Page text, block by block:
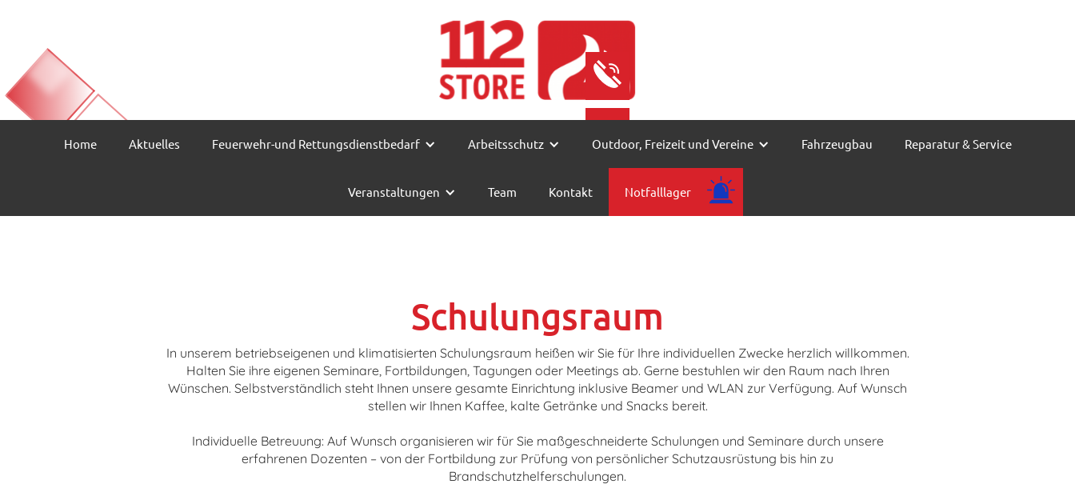
Home Aktuelles Feuerwehr-und Rettungsdienstbedarf Arbeitsschutz Outdoor, Freizeit und Vereine Fahrzeugbau Reparatur & Service
Veranstaltungen Team Kontakt Notfalllager
Schulungsraum
In unserem betriebseigenen und klimatisierten Schulungsraum heißen wir Sie für Ihre individuellen Zwecke herzlich willkommen.
Halten Sie ihre eigenen Seminare, Fortbildungen, Tagungen oder Meetings ab. Gerne bestuhlen wir den Raum nach Ihren
Wünschen. Selbstverständlich steht Ihnen unsere gesamte Einrichtung inklusive Beamer und WLAN zur Verfügung. Auf Wunsch
stellen wir Ihnen Kaffee, kalte Getränke und Snacks bereit.
Individuelle Betreuung: Auf Wunsch organisieren wir für Sie maßgeschneiderte Schulungen und Seminare durch unsere
erfahrenen Dozenten – von der Fortbildung zur Prüfung von persönlicher Schutzausrüstung bis hin zu
Brandschutzhelferschulungen.